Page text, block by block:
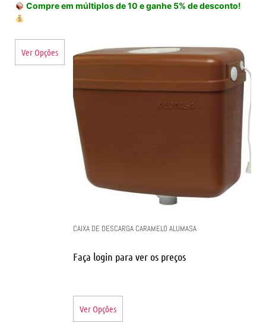
Compre em múltiplos de 10 e ganhe 5% de desconto!
Ver Opções
CAIXA DE DESCARGA CARAMELO ALUMASA
Faça login para ver os preços
Ver Opções